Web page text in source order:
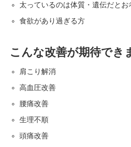
太っているのは体質・遺伝だとお
食欲があり過ぎる方
こんな改善が期待でき
肩こり解消
高血圧改善
腰痛改善
生理不順
頭痛改善